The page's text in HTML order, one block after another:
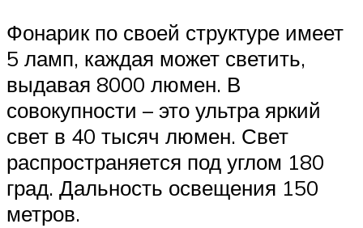
Фонарик по своей структуре имеет
5 ламп, каждая может светить,
выдавая 8000 люмен. В
совокупности – это ультра яркий
свет в 40 тысяч люмен. Свет
распространяется под углом 180
град. Дальность освещения 150
метров.